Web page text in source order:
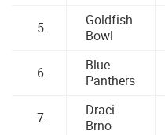
5.
Goldfish
Bowl
6.
Blue
Panthers
7.
Draci
Brno